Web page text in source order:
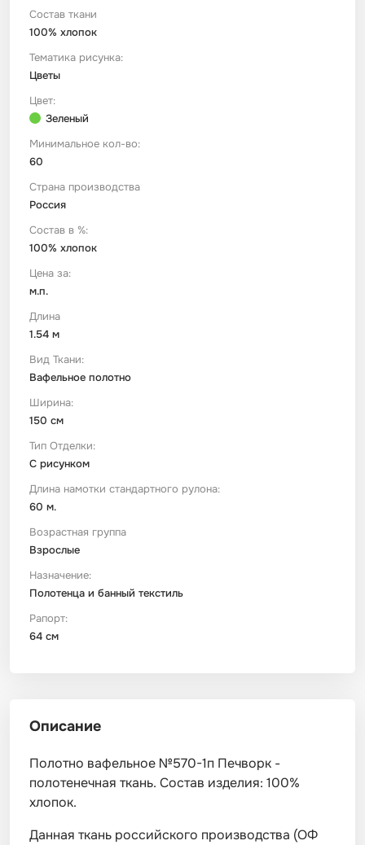
Состав ткани
100% хлопок
Тематика рисунка:
Цветы
Цвет:
Зеленый
Минимальное кол-во:
60
Страна производства
Россия
Состав в %:
100% хлопок
Цена за:
м.п.
Длина
1.54 м
Вид Ткани:
Вафельное полотно
Ширина:
150 см
Тип Отделки:
С рисунком
Длина намотки стандартного рулона:
60 м.
Возрастная группа
Взрослые
Назначение:
Полотенца и банный текстиль
Рапорт:
64 см
Описание
Полотно вафельное №570-1п Печворк -
полотенечная ткань. Состав изделия: 100%
хлопок.
Данная ткань российского производства (ОФ